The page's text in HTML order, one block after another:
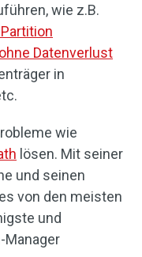
wie z.B.
Datenverlust
in
wie
lösen. Mit seiner
und seinen
von den meisten
und